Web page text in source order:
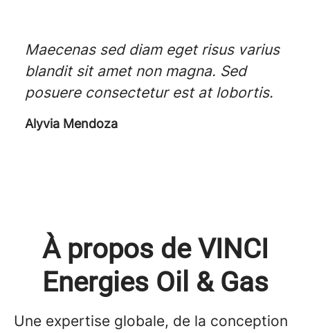
Maecenas sed diam eget risus varius
blandit sit amet non magna. Sed
posuere consectetur est at lobortis.
Alyvia Mendoza
À propos de VINCI
Energies Oil & Gas
Une expertise globale, de la conception